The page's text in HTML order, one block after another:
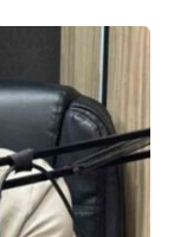
e
da igreja